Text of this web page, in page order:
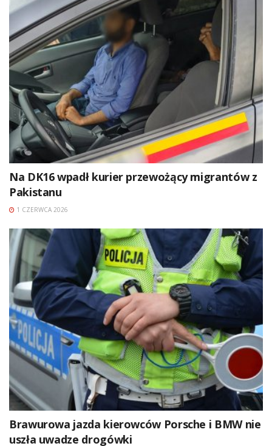
Na DK16 wpadł kurier przewożący migrantów z
Pakistanu
1 CZERWCA 2026
Brawurowa jazda kierowców Porsche i BMW nie
uszła uwadze drogówki